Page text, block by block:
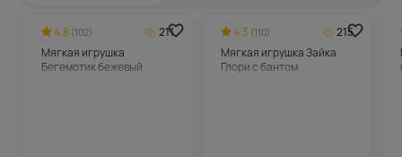
4.8 (102)
211
Мягкая игрушка
Бегемотик бежевый
4.3 (110)
215
Мягкая игрушка Зайка
Глори с бантом